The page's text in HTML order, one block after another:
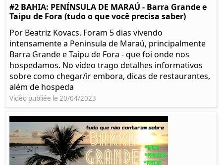
#2 BAHIA: PENÍNSULA DE MARAÚ - Barra Grande e
Taipu de Fora (tudo o que você precisa saber)
Por Beatriz Kovacs. Foram 5 dias vivendo
intensamente a Peninsula de Maraú, principalmente
Barra Grande e Taipu de Fora - que foi onde nos
hospedamos. No vídeo trago detalhes informativos
sobre como chegar/ir embora, dicas de restaurantes,
além de hospeda
Vidéo publiée le 20/04/2023